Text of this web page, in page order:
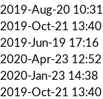
2019-Aug-20 10:31
2019-Oct-21 13:40
2019-Jun-19 17:16
2020-Apr-23 12:52
2020-Jan-23 14:38
2019-Oct-21 13:40